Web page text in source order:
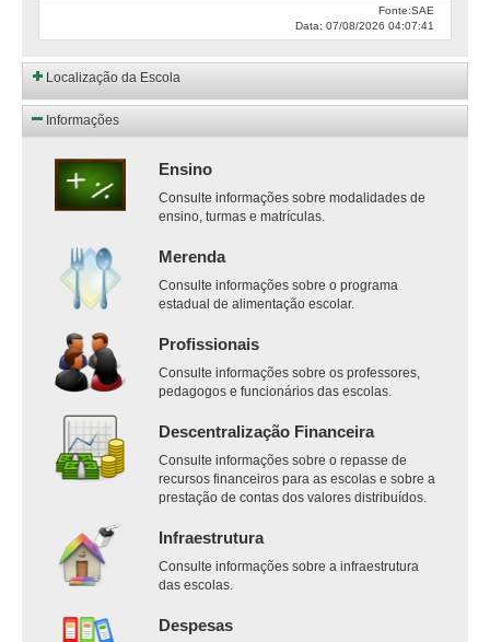
Fonte:SAE
Data: 07/08/2026 04:07:41
Localização da Escola
Informações
Ensino
Consulte informações sobre modalidades de
ensino, turmas e matrículas.
Merenda
Consulte informações sobre o programa
estadual de alimentação escolar.
Profissionais
Consulte informações sobre os professores,
pedagogos e funcionários das escolas.
Descentralização Financeira
Consulte informações sobre o repasse de
recursos financeiros para as escolas e sobre a
prestação de contas dos valores distribuídos.
Infraestrutura
Consulte informações sobre a infraestrutura
das escolas.
Despesas